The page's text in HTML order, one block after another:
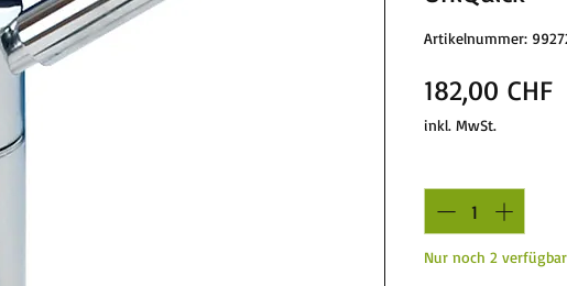
Artikelnummer:
182,00 CHF
inkl. MwSt.
Nur noch 2 verfügbar